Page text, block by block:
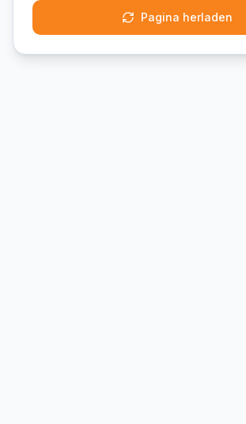
Pagina herladen